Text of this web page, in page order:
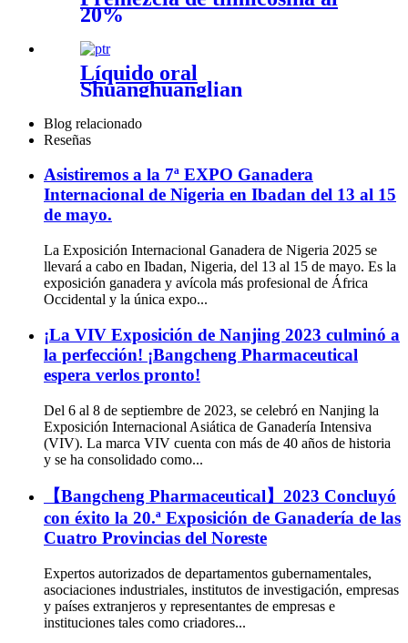
20%
Líquido oral
Shuanghuanglian
Blog relacionado
Reseñas
Asistiremos a la 7ª EXPO Ganadera
Internacional de Nigeria en Ibadan del 13 al 15
de mayo.
La Exposición Internacional Ganadera de Nigeria 2025 se
llevará a cabo en Ibadan, Nigeria, del 13 al 15 de mayo. Es la
exposición ganadera y avícola más profesional de África
Occidental y la única expo...
¡La VIV Exposición de Nanjing 2023 culminó a
la perfección! ¡Bangcheng Pharmaceutical
espera verlos pronto!
Del 6 al 8 de septiembre de 2023, se celebró en Nanjing la
Exposición Internacional Asiática de Ganadería Intensiva
(VIV). La marca VIV cuenta con más de 40 años de historia
y se ha consolidado como...
【Bangcheng Pharmaceutical】2023 Concluyó
con éxito la 20.ª Exposición de Ganadería de las
Cuatro Provincias del Noreste
Expertos autorizados de departamentos gubernamentales,
asociaciones industriales, institutos de investigación, empresas
y países extranjeros y representantes de empresas e
instituciones tales como criadores...